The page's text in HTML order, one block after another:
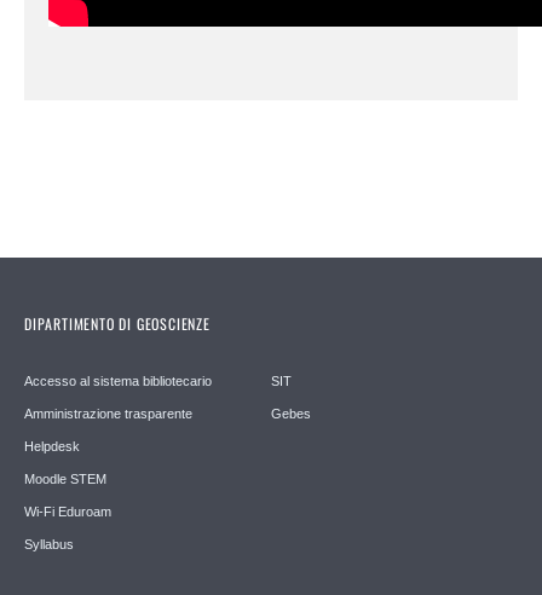
DIPARTIMENTO DI GEOSCIENZE
Accesso al sistema bibliotecario
Amministrazione trasparente
Helpdesk
Moodle STEM
Wi-Fi Eduroam
Syllabus
SIT
Gebes